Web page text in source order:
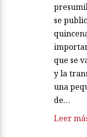
se
que se
y la
una
de…
Leer